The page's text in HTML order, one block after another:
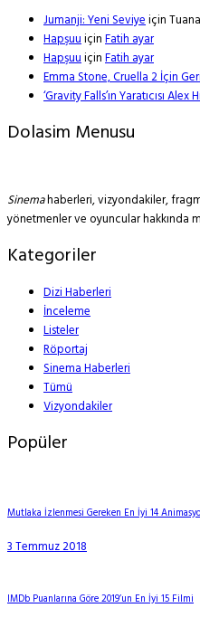
Jumanji: Yeni Seviyeiçin
HapşuuiçinFatih ayar
HapşuuiçinFatih ayar
Emma Stone, Cruella 2 İçin
‘Gravity Falls’ın Yaratıcısı
Dolasim Menusu
Sinemahaberleri, vizyondakiler,
yönetmenler ve oyuncular hakkında
Kategoriler
Dizi Haberleri
İnceleme
Listeler
Röportaj
Sinema Haberleri
Tümü
Vizyondakiler
Popüler
Mutlaka İzlenmesi Gereken En İyi 14
3 Temmuz 2018
IMDb Puanlarına Göre 2019’un En İyi 15 Filmi